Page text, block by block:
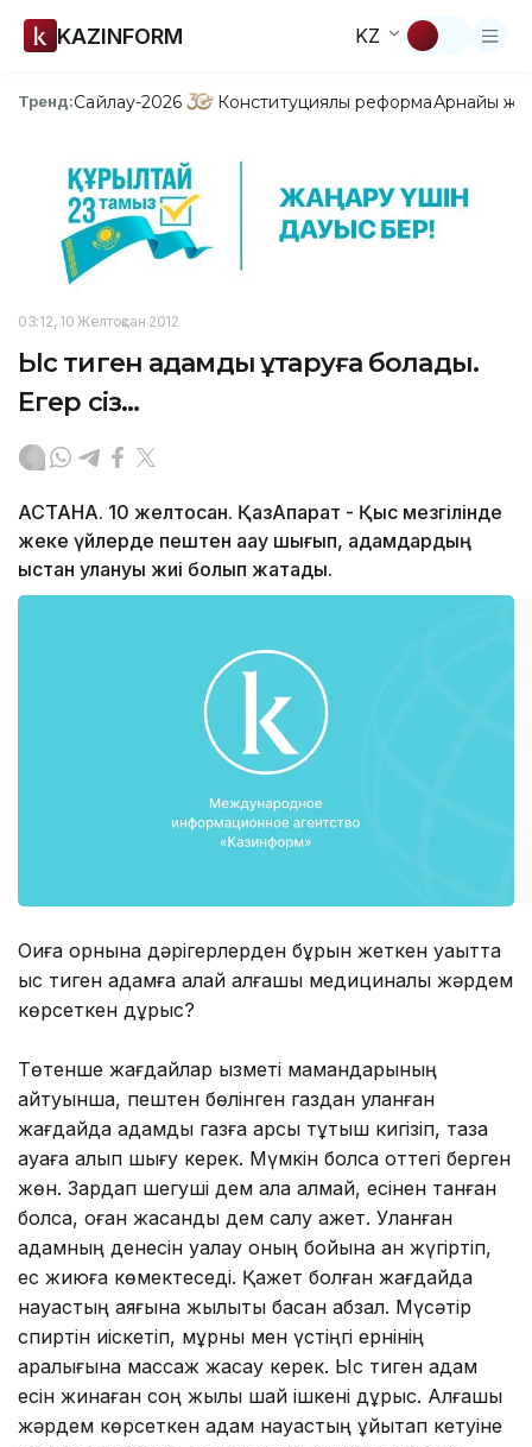
KAZINFORM KZ
Тренд:Сайлау-2026 Конституциялық реформаАрнайы
03:12, 10 Желтоқсан 2012
Ыс тиген адамды құтқаруға болады.
Егер сіз...
АСТАНА. 10 желтоқсан. ҚазАқпарат - Қыс мезгілінде
жеке үйлерде пештен ақау шығып, адамдардың
ыстан улануы жиі болып жатады.
Оқиға орнына дәрігерлерден бұрын жеткен уақытта
ыс тиген адамға қалай алғашқы медициналық жәрдем
көрсеткен дұрыс?
Төтенше жағдайлар қызметі маман­дарының
айтуынша, пештен бөлінген газдан уланған
жағдайда адамды газға қарсы тұтқыш кигізіп, таза
ауаға алып шығу керек. Мүмкін болса оттегі берген
жөн. Зардап шегуші дем ала алмай, есінен танған
болса, оған жасанды дем салу қажет. Уланған
адамның денесін уқалау оның бойына қан жүгіртіп,
ес жиюға көмектеседі. Қажет болған жағдайда
науқастың аяғына жылытқы басқан абзал. Мүсәтір
спиртін иіскетіп, мұрны мен үстіңгі ернінің
аралығына массаж жасау керек. Ыс тиген адам
есін жинаған соң жылы шай ішкені дұрыс. Алғашқы
жәрдем көрсеткен адам науқастың ұйықтап кетуіне